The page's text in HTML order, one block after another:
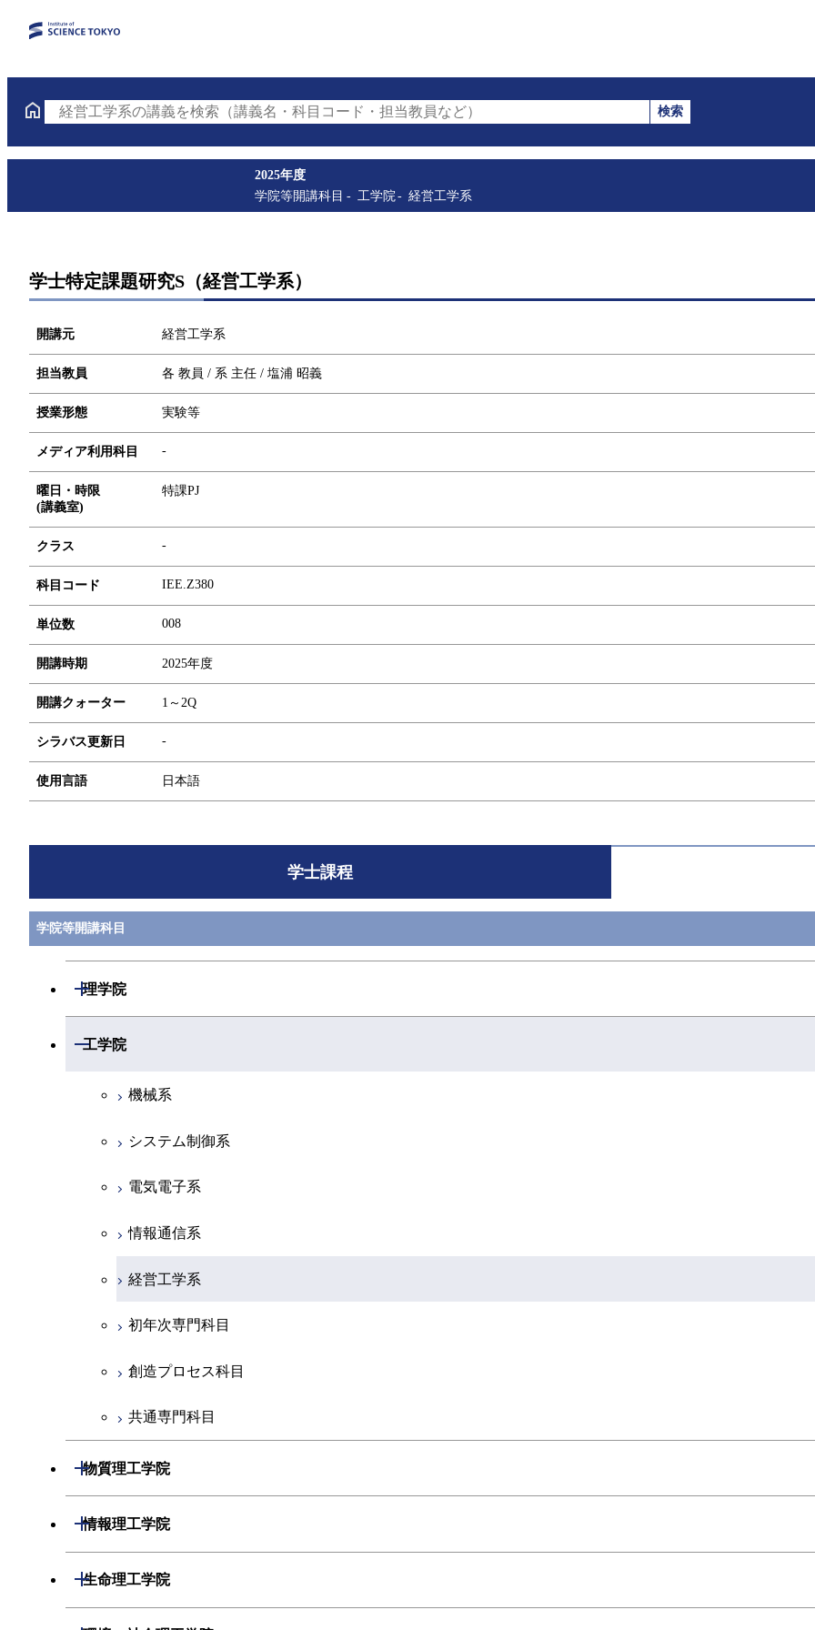
経営工学系の講義を検索（講義名・科目コード・担当教員など）
検索
2025年度
学院等開講科目
工学院 経営工学系
学士特定課題研究S（経営工学系）
開講元 経営工学系
担当教員 各 教員 / 系 主任 / 塩浦 昭義
授業形態 実験等
メディア利用科目 -
曜日・時限
(講義室)
特課PJ
クラス -
科目コード IEE.Z380
単位数 008
開講時期 2025年度
開講クォーター 1～2Q
シラバス更新日 -
使用言語 日本語
学士課程
学院等開講科目
理学院
開閉
物理学系
地球惑星科学系
初年次専門科目
創造プロセス科目
共通専門科目
工学院
開閉
機械系
システム制御系
電気電子系
情報通信系
経営工学系
初年次専門科目
創造プロセス科目
共通専門科目
物質理工学院
開閉
材料系
初年次専門科目
情報理工学院
開閉
数理・計算科学系
生命理工学院
開閉